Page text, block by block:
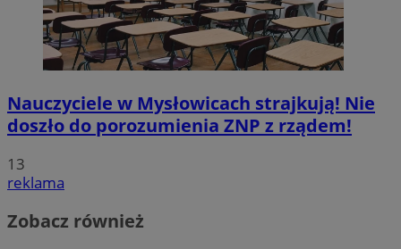
Nauczyciele w Mysłowicach strajkują! Nie
doszło do porozumienia ZNP z rządem!
13
reklama
Zobacz również